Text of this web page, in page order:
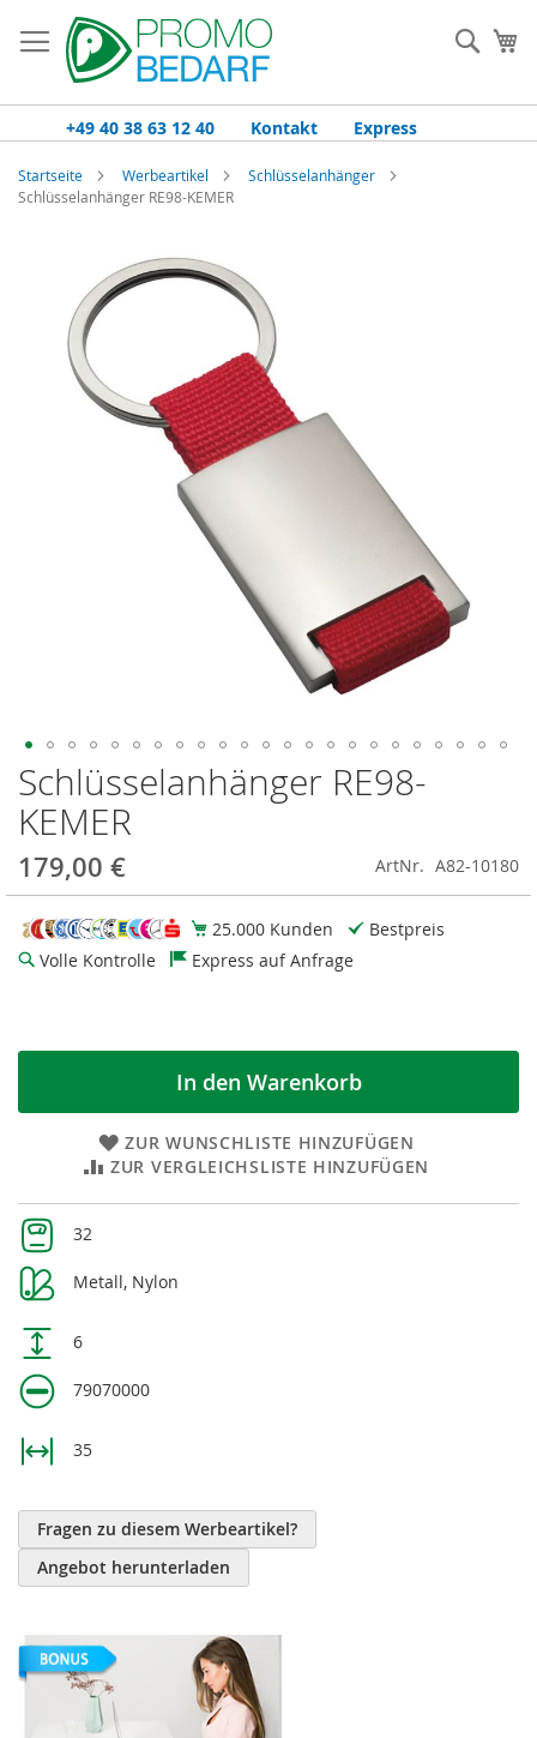
Inhalt
springen
+49 40 38 63 12 40 Kontakt Express
Startseite Werbeartikel
Schlüsselanhänger
Schlüsselanhänger RE98-KEMER
Schlüsselanhänger RE98-
KEMER
179,00 € ArtNr. A82-10180
25.000 Kunden
Bestpreis
Volle Kontrolle
Express auf Anfrage
In den Warenkorb
ZUR WUNSCHLISTE HINZUFÜGEN
ZUR VERGLEICHSLISTE HINZUFÜGEN
Weitere
Informationen
32
Metall, Nylon
6
79070000
35
Fragen zu diesem Werbeartikel?
Angebot herunterladen
Bildgalerie
springen
Zum
Anfang
der
springen